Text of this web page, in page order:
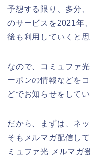
予想する限り、多分
のサービスを2021年
後も利用していくと
なので、コミュファ
ーポンの情報などを
どでお知らせをして
だから、まずは、ネ
そもメルマガ配信し
ミュファ光 メルマガ